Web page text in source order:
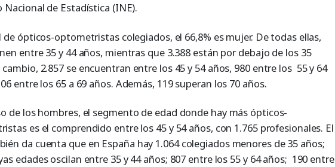
de Estadística (INE).
ópticos-optometristas colegiados, el 66,8% es mujer. De todas ellas,
entre 35 y 44 años, mientras que 3.388 están por debajo de los 35
cambio, 2.857 se encuentran entre los 45 y 54 años, 980 entre los 55 y 64
entre los 65 a 69 años. Además, 119 superan los 70 años.
de los hombres, el segmento de edad donde hay más ópticos-
es el comprendido entre los 45 y 54 años, con 1.765 profesionales. El
da cuenta que en España hay 1.064 colegiados menores de 35 años;
edades oscilan entre 35 y 44 años; 807 entre los 55 y 64 años; 190 entre